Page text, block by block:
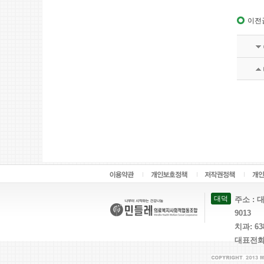
이전
대덕
주소 :
9013
치과:
대표전